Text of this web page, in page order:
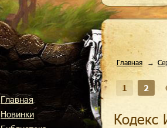
Главная
Новинки
Главная
1 2